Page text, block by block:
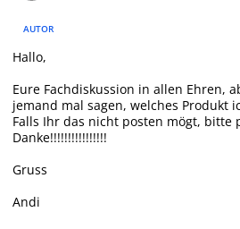
AUTOR
Hallo,
Eure Fachdiskussion in allen Ehren,
jemand mal sagen, welches Produkt
Falls Ihr das nicht posten mögt, bitte
Danke!!!!!!!!!!!!!!!!
Gruss
Andi